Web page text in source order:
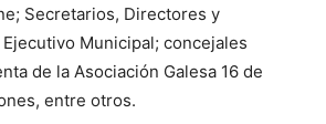
Secretarios, Directores y
Municipal; concejales
de la Asociación Galesa 16 de
entre otros.